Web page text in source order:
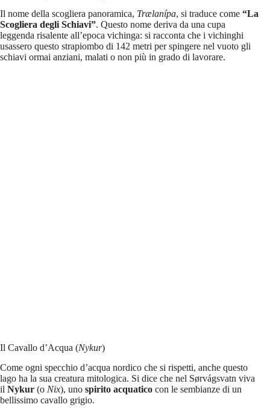
Il nome della scogliera panoramica, Trælanípa, si traduce come “La
Scogliera degli Schiavi”. Questo nome deriva da una cupa
leggenda risalente all’epoca vichinga: si racconta che i vichinghi
usassero questo strapiombo di 142 metri per spingere nel vuoto gli
schiavi ormai anziani, malati o non più in grado di lavorare.
Il Cavallo d’Acqua (Nykur)
Come ogni specchio d’acqua nordico che si rispetti, anche questo
lago ha la sua creatura mitologica. Si dice che nel Sørvágsvatn viva
il Nykur (o Nix), uno spirito acquatico con le sembianze di un
bellissimo cavallo grigio.